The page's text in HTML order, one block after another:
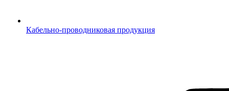
Кабельно-проводниковая продукция